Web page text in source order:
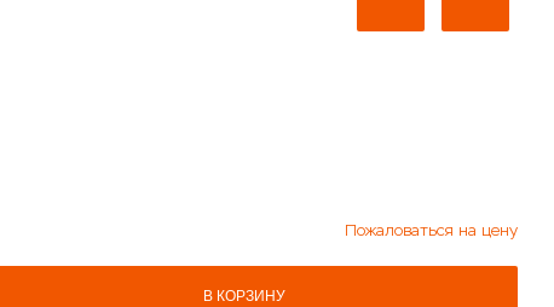
Пожаловаться на цену
В КОРЗИНУ